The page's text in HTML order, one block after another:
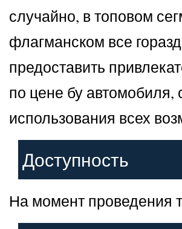
случайно, в топовом
флагманском все
предоставить
по цене бу
использования всех
Доступность
На момент проведения